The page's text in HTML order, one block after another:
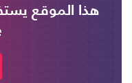
هذا الموقع